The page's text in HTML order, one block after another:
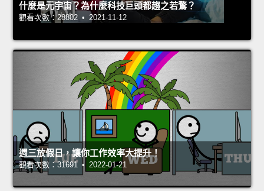
什麼是元宇宙？為什麼科技巨頭都趨之若鶩？
觀看次數：28802 • 2021-11-12
週三放假日，讓你工作效率大提升！
觀看次數：31691 • 2022-01-21